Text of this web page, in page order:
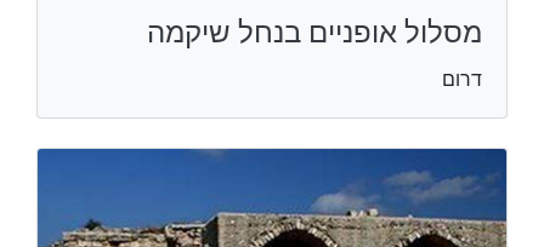
מסלול אופניים בנחל שיקמה
דרום